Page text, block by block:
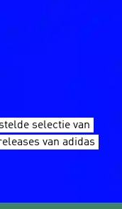
selectie van
van adidas